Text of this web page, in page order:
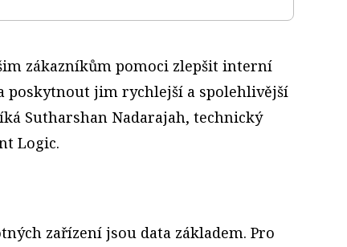
zákazníkům pomoci zlepšit interní
poskytnout jim rychlejší a spolehlivější
Sutharshan Nadarajah, technický
Logic.
zařízení jsou data základem. Pro